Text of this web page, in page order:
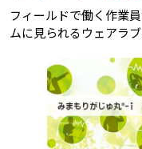
フィールドで働く作業
ムに見られるウェアラ